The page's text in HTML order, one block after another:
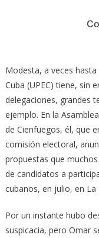
Modesta, a veces
Cuba (UPEC) tiene, sin
delegaciones, grandes
ejemplo. En la
de Cienfuegos, él, que
comisión electoral,
propuestas que
de candidatos a
cubanos, en julio, en La
Por un instante hubo
suspicacia, pero Omar